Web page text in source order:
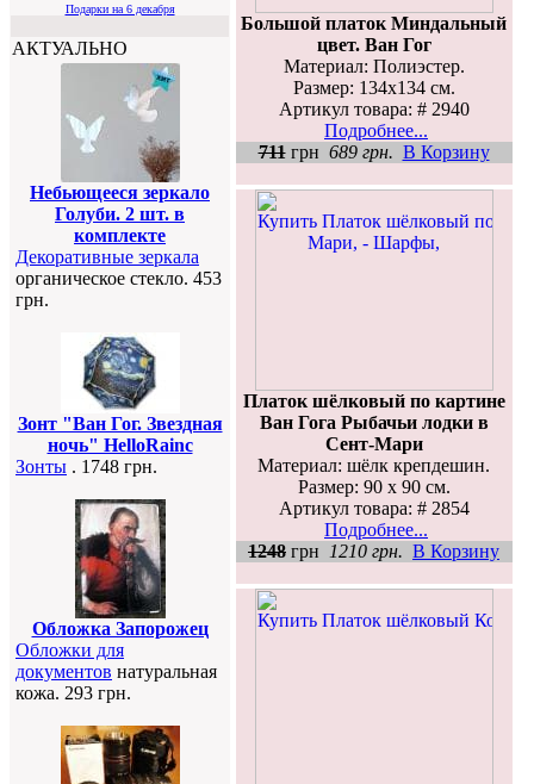
Подарки на 6 декабря
АКТУАЛЬНО
Небьющееся зеркало
Голуби. 2 шт. в
комплекте
Декоративные зеркала
органическое стекло. 453
грн.
Зонт "Ван Гог. Звездная
ночь" HelloRainc
Зонты . 1748 грн.
Обложка Запорожец
Обложки для
документов натуральная
кожа. 293 грн.
Большой платок Миндальный
цвет. Ван Гог
Материал: Полиэстер.
Размер: 134х134 см.
Артикул товара: # 2940
Подробнее...
711грн 689 грн. В Корзину
Платок шёлковый по картине
Ван Гога Рыбачьи лодки в
Сент-Мари
Материал: шёлк крепдешин.
Размер: 90 х 90 см.
Артикул товара: # 2854
Подробнее...
1248 грн 1210 грн. В Корзину